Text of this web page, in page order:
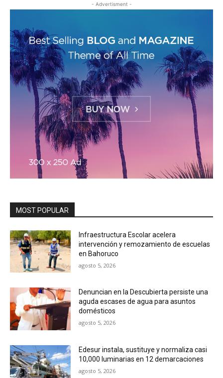
- Advertisment -
MOST POPULAR
Infraestructura Escolar acelera
intervención y remozamiento de escuelas
en Bahoruco
agosto 5, 2026
Denuncian en la Descubierta persiste una
aguda escases de agua para asuntos
domésticos
agosto 5, 2026
Edesur instala, sustituye y normaliza casi
10,000 luminarias en 12 demarcaciones
agosto 5, 2026